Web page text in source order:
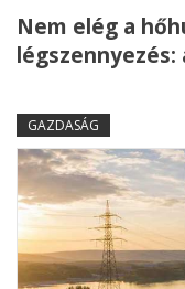
Nem elég a
légszennyezés:
GAZDASÁG